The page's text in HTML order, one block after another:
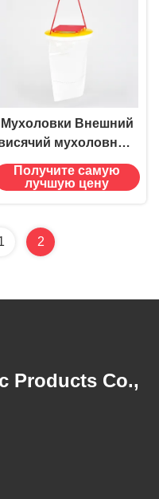
Мухоловки Внешний
мухоловный
пакет с 15g 30g
приманкой
Получите самую
лучшую цену
2
Products Co.,